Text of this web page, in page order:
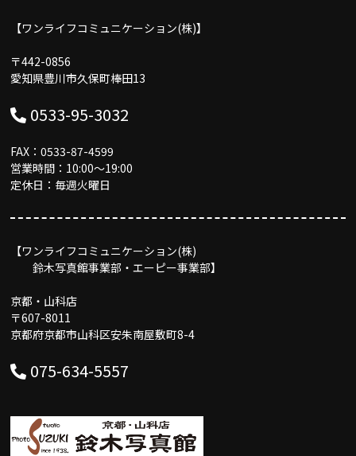
【ワンライフコミュニケーション(株)】
〒442-0856
愛知県豊川市久保町棒田13
0533-95-3032
FAX：0533-87-4599
営業時間：10:00〜19:00
定休日：毎週火曜日
【ワンライフコミュニケーション(株)
鈴木写真館事業部・エーピー事業部】
京都・山科店
〒607-8011
京都府京都市山科区安朱南屋敷町8-4
075-634-5557